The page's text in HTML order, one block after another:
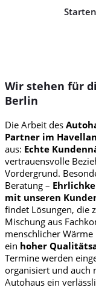
Wir stehen für
Berlin
Die Arbeit des
Partner im
aus: Echte
vertrauensvolle
Vordergrund.
Beratung –
mit unseren
findet Lösungen, die
Mischung aus
menschlicher
ein hoher
Termine werden
organisiert und auch
Autohaus ein